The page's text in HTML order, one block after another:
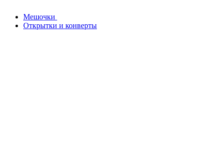
Мешочки
Открытки и конверты